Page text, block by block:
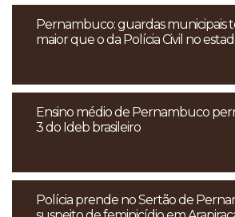
Pernambuco: guardas municipais
maior que o da Polícia Civil no
Ensino médio de Pernambuco
3 do Ideb brasileiro
Polícia prende no Sertão de